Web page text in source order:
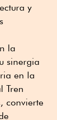
y
la
sinergia
en la
Tren
convierte